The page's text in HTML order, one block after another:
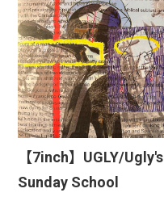
【7inch】UGLY/Ugly's
Sunday School